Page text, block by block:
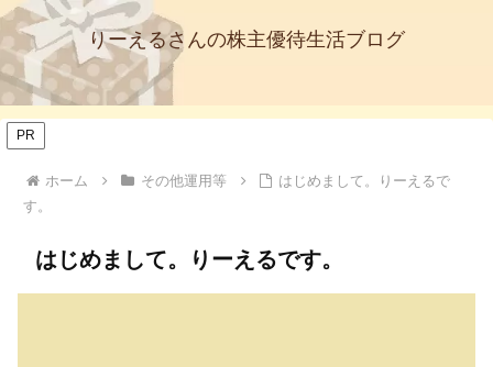
りーえるさんの株主優待生活ブログ
PR
ホーム その他運用等
はじめまして。りーえるで
す。
はじめまして。りーえるです。